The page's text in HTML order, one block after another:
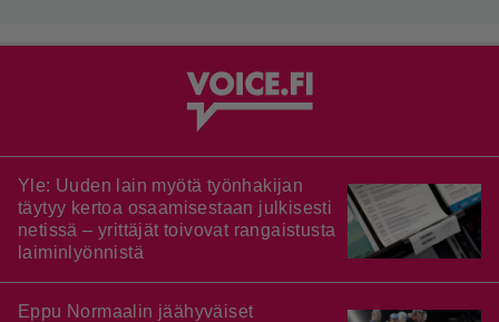
Yle: Uuden lain myötä työnhakijan
täytyy kertoa osaamisestaan julkisesti
netissä – yrittäjät toivovat rangaistusta
laiminlyönnistä
Eppu Normaalin jäähyväiset